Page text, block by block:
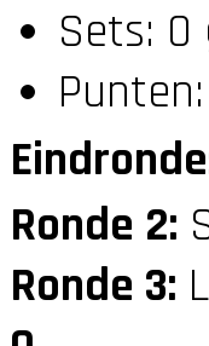
Sets:
Ronde 2:
Ronde 3: